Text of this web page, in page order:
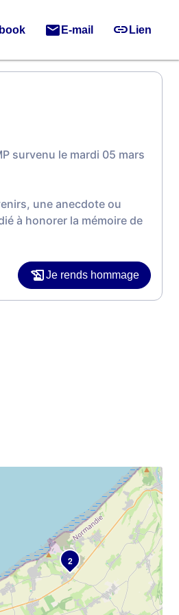
E-mail Lien
survenu le mardi 05 mars
une anecdote ou
à honorer la mémoire de
Je rends hommage
2